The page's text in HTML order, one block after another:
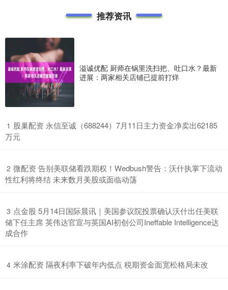
推荐资讯
溢诚优配 厨师在锅里洗扫把、吐口水？最新
进展：两家相关店铺已提前打烊
1 ​股巢配资 永信至诚（688244）7月11日主力资金净卖出62185
万元
2 ​微配资 告别美联储看跌期权！Wedbush警告：沃什执掌下流动
性红利将终结 未来数月美股或面临动荡
3 ​点金股 5月14日国际晨讯｜美国参议院投票确认沃什出任美联
储下任主席 英伟达官宣与英国AI初创公司Ineffable Intelligence达
成合作
4 ​米涂配资 隔夜利率下破年内低点 税期资金面宽松格局未改